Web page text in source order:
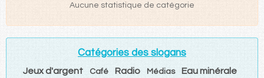
Aucune statistique de catégorie
Catégories des slogans
Jeux d'argent Café Radio Médias Eau minérale